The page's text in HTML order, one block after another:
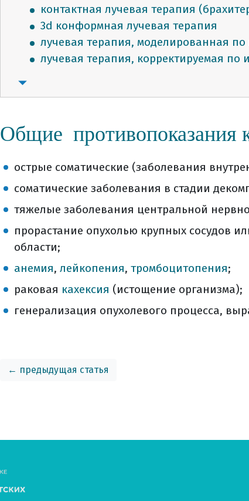
контактная лучевая терапия
3d конформная лучевая терапия
лучевая терапия, моделированная
лучевая терапия, корректируемая
Общие противопоказания
острые соматические (заболевания
соматические заболевания в стадии
тяжелые заболевания центральной
прорастание опухолью крупных сосудов
области;
анемия, лейкопения, тромбоцитопения;
раковая кахексия (истощение организма);
генерализация опухолевого процесса,
← предыдущая статья